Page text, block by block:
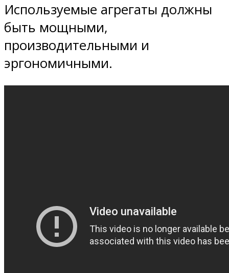
Используемые агрегаты должны
быть мощными,
производительными и
эргономичными.